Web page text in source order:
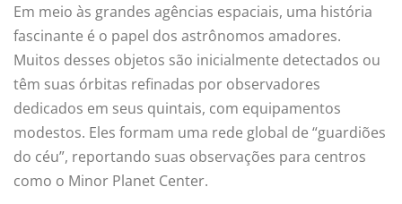
Em meio às grandes agências espaciais, uma história
fascinante é o papel dos astrônomos amadores.
Muitos desses objetos são inicialmente detectados ou
têm suas órbitas refinadas por observadores
dedicados em seus quintais, com equipamentos
modestos. Eles formam uma rede global de “guardiões
do céu”, reportando suas observações para centros
como o Minor Planet Center.